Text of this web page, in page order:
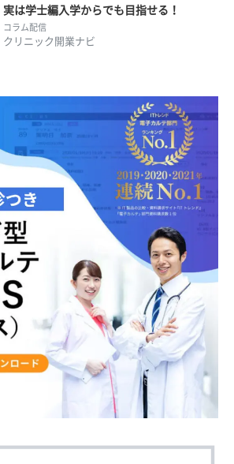
実は学士編入学からでも目指せる！
コラム配信
クリニック開業ナビ